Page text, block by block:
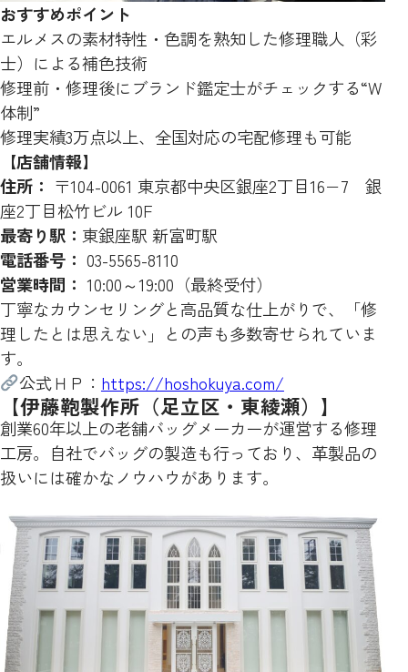
おすすめポイント
エルメスの素材特性・色調を熟知した修理職人（彩
士）による補色技術
修理前・修理後にブランド鑑定士がチェックする“W
体制”
修理実績3万点以上、全国対応の宅配修理も可能
【店舗情報】
住所： 〒104-0061 東京都中央区銀座2丁目16−7 銀
座2丁目松竹ビル 10F
最寄り駅： 東銀座駅 新富町駅
電話番号： 03-5565-8110
営業時間： 10:00～19:00（最終受付）
丁寧なカウンセリングと高品質な仕上がりで、「修
理したとは思えない」との声も多数寄せられていま
す。
公式ＨＰ： https://hoshokuya.com/
【伊藤鞄製作所（足立区・東綾瀬）】
創業60年以上の老舗バッグメーカーが運営する修理
工房。自社でバッグの製造も行っており、革製品の
扱いには確かなノウハウがあります。